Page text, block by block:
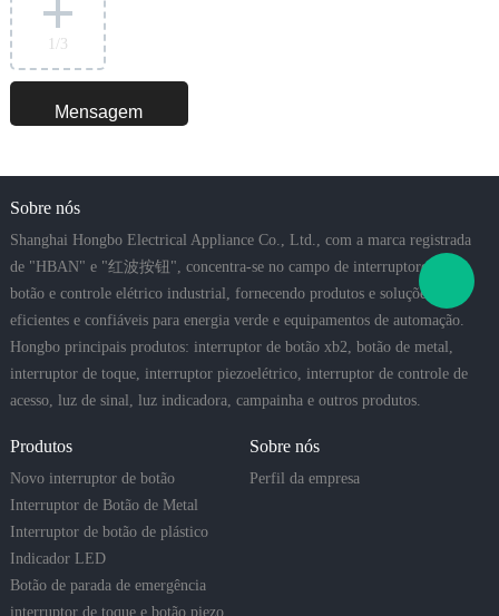
/3
Sobre nós
Shanghai Hongbo Electrical Appliance Co., Ltd., com a marca registrada
de "HBAN" e "红波按钮", concentra-se no campo de interruptores de
botão e controle elétrico industrial, fornecendo produtos e soluções
eficientes e confiáveis para energia verde e equipamentos de automação.
Hongbo principais produtos: interruptor de botão xb2, botão de metal,
interruptor de toque, interruptor piezoelétrico, interruptor de controle de
acesso, luz de sinal, luz indicadora, campainha e outros produtos.
Produtos
Novo interruptor de botão
Interruptor de Botão de Metal
Interruptor de botão de plástico
Indicador LED
Botão de parada de emergência
interruptor de toque e botão piezo
Sobre nós
Perfil da empresa